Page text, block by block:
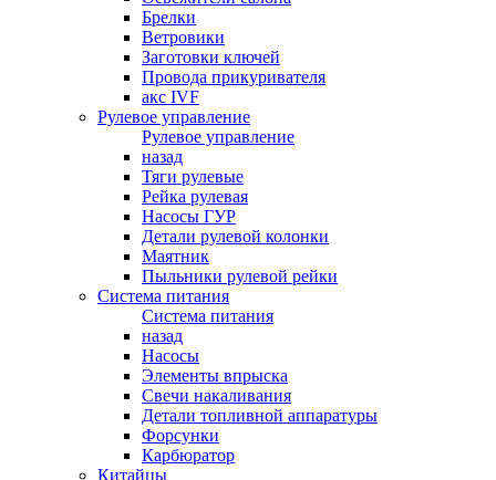
Брелки
Ветровики
Заготовки ключей
Провода прикуривателя
акс IVF
Рулевое управление
Рулевое управление
назад
Тяги рулевые
Рейка рулевая
Насосы ГУР
Детали рулевой колонки
Маятник
Пыльники рулевой рейки
Система питания
Система питания
назад
Насосы
Элементы впрыска
Свечи накаливания
Детали топливной аппаратуры
Форсунки
Карбюратор
Китайцы